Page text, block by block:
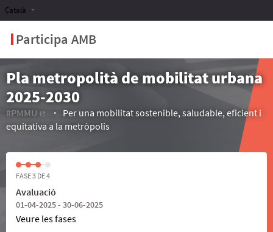
Participa AMB
Català
Pla metropolità de mobilitat urbana
2025-2030
#PMMU
(Enllaç extern)
Per una mobilitat sostenible, saludable, eficient i
equitativa a la metròpolis
FASE 3 DE 4
Avaluació
01-04-2025 - 30-06-2025
Veure les fases